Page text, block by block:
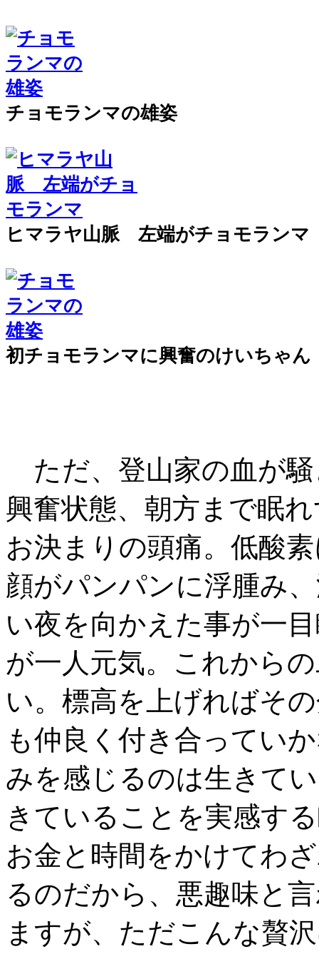
チョモランマの雄姿
ヒマラヤ山脈 左端がチョモランマ
初チョモランマに興奮のけいちゃん
ただ、登山家の血が
興奮状態、朝方まで眠
お決まりの頭痛。低酸
顔がパンパンに浮腫み
い夜を向かえた事が一
が一人元気。これから
い。標高を上げればそ
も仲良く付き合ってい
みを感じるのは生きて
きていることを実感す
お金と時間をかけてわ
るのだから、悪趣味と
ますが、ただこんな贅